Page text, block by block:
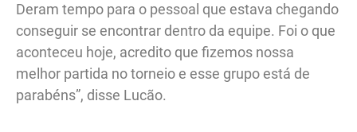
Deram tempo para o pessoal que estava chegando
conseguir se encontrar dentro da equipe. Foi o que
aconteceu hoje, acredito que fizemos nossa
melhor partida no torneio e esse grupo está de
parabéns”, disse Lucão.